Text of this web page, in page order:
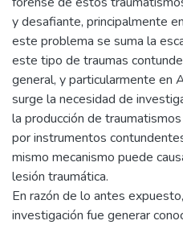
y desafiante, principalmente
este problema se suma la
este tipo de traumas
general, y particularmente en
surge la necesidad de
la producción de
por instrumentos
mismo mecanismo puede
lesión traumática.
En razón de lo antes
investigación fue generar